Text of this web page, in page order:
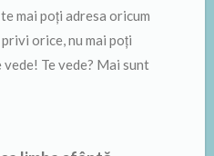
mai poți adresa oricum
orice, nu mai poți
Te vede? Mai sunt